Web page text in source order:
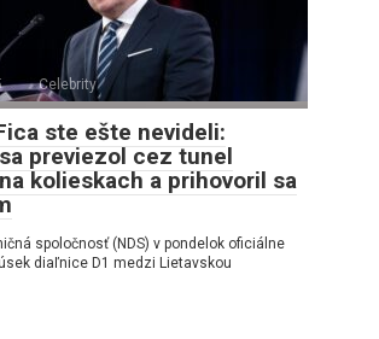
Celebrity
ste ešte nevideli:
previezol cez tunel
kolieskach a prihovoril sa
spoločnosť (NDS) v pondelok oficiálne
diaľnice D1 medzi Lietavskou